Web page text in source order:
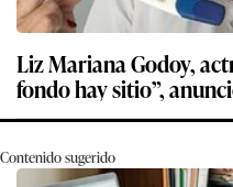
Liz Mariana Godoy,
fondo hay sitio”,
Contenido sugerido